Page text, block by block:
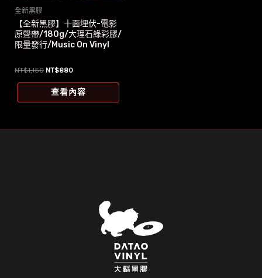
全新黑膠
【全新黑膠】十面埋伏-電影
原聲帶/180g/大理石綠彩膠/
限量發行/Music On Vinyl
NT$1,150 原
價
格：
NT$880目
價
格：
查看內容